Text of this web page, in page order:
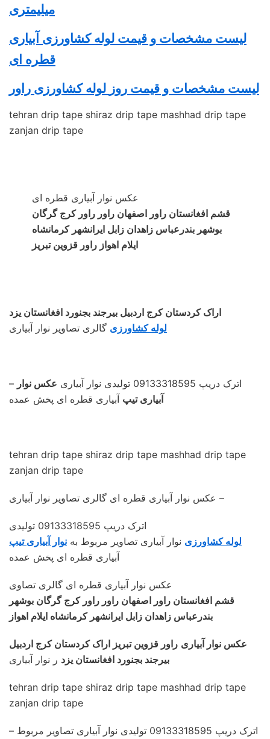
میلیمتری
لیست مشخصات و قیمت لوله کشاورزی آبیاری
قطره ای
لیست مشخصات و قیمت روز لوله کشاورزی راور
tehran drip tape shiraz drip tape mashhad drip tape
zanjan drip tape
عکس نوار آبیاری قطره ای
قشم افغانستان راور اصفهان راور راور کرج گرگان
بوشهر بندرعباس زاهدان زابل ایرانشهر کرمانشاه
ایلام اهواز راور قزوین تبریز
اراک کردستان کرج اردبیل بیرجند بجنورد افغانستان یزد
لوله کشاورزی گالری تصاویر نوار آبیاری
– اترک دریپ 09133318595 تولیدی نوار آبیاری
عکس نوار
آبیاری تیپ آبیاری قطره ای پخش عمده
tehran drip tape shiraz drip tape mashhad drip tape
zanjan drip tape
عکس نوار آبیاری قطره ای گالری تصاویر نوار آبیاری –
اترک دریپ 09133318595 تولیدی
لوله کشاورزی نوار آبیاری تصاویر مربوط به نوار آبیاری تیپ
آبیاری قطره ای پخش عمده
عکس نوار آبیاری قطره ای گالری تصاوی
قشم افغانستان راور اصفهان راور راور کرج گرگان بوشهر
بندرعباس زاهدان زابل ایرانشهر کرمانشاه ایلام اهواز
عکس نوار آبیاری راور قزوین تبریز اراک کردستان کرج اردبیل
بیرجند بجنورد افغانستان یزد ر نوار آبیاری
tehran drip tape shiraz drip tape mashhad drip tape
zanjan drip tape
– اترک دریپ 09133318595 تولیدی نوار آبیاری تصاویر مربوط